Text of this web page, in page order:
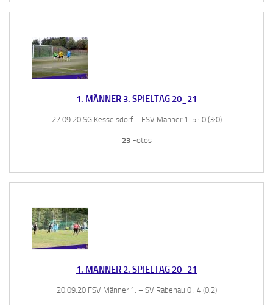
1. MÄNNER 3. SPIELTAG 20_21
27.09.20 SG Kesselsdorf – FSV Männer 1. 5 : 0 (3:0)
23Fotos
1. MÄNNER 2. SPIELTAG 20_21
20.09.20 FSV Männer 1. – SV Rabenau 0 : 4 (0:2)